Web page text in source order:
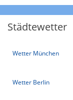
Städtewetter
Wetter München
Wetter Berlin